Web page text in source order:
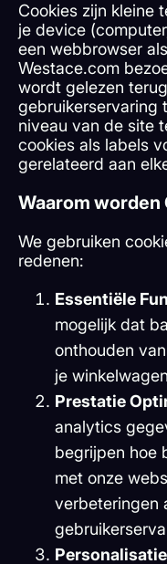
Cookies zijn kleine
je device
een webbrowser
Westace.com
wordt gelezen
gebruikerservaring
niveau van de site
cookies als labels
gerelateerd aan
Waarom worden
We gebruiken
redenen:
Essentiële
mogelijk dat
onthouden
je
Prestatie
analytics
begrijpen hoe
met onze
verbeteringen
Personalisatie